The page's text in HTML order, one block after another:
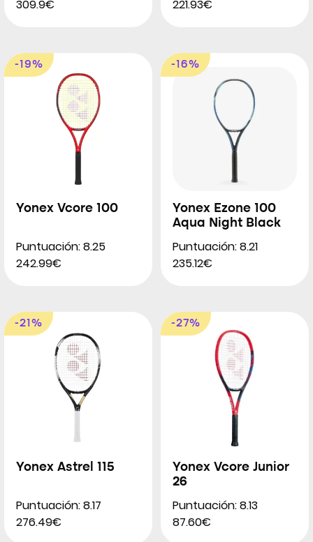
309.9€ 221.93€
-19%
Yonex Vcore 100
Puntuación: 8.25
242.99€
-16%
Yonex Ezone 100
Aqua Night Black
Puntuación: 8.21
235.12€
-21%
Yonex Astrel 115
Puntuación: 8.17
276.49€
-27%
Yonex Vcore Junior
26
Puntuación: 8.13
87.60€